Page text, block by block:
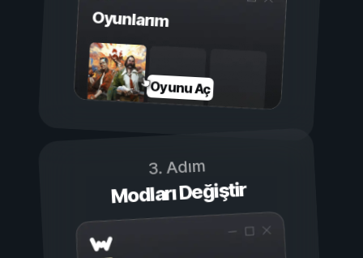
Oyunlarım
Oyunu Aç
3. Adım
Modları Değiştir